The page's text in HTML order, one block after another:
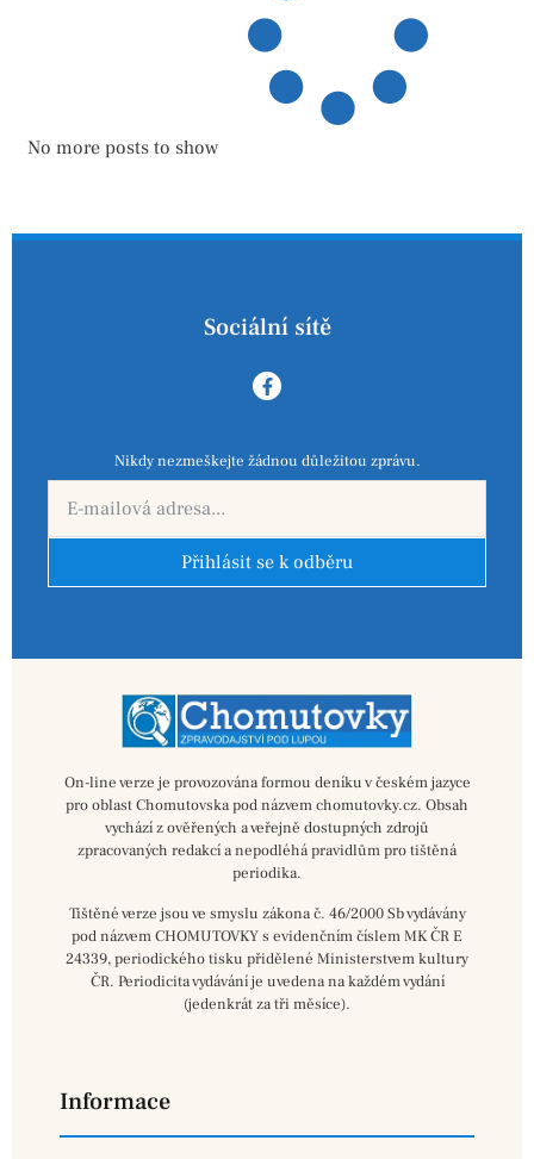
No more posts to show
Sociální sítě
Nikdy nezmeškejte žádnou důležitou zprávu.
Přihlásit se k odběru
On-line verze je provozována formou deníku v českém jazyce
pro oblast Chomutovska pod názvem chomutovky.cz. Obsah
vychází z ověřených a veřejně dostupných zdrojů
zpracovaných redakcí a nepodléhá pravidlům pro tištěná
periodika.
Tištěné verze jsou ve smyslu zákona č. 46/2000 Sb vydávány
pod názvem CHOMUTOVKY s evidenčním číslem MK ČR E
24339, periodického tisku přidělené Ministerstvem kultury
ČR. Periodicita vydávání je uvedena na každém vydání
(jedenkrát za tři měsíce).
Informace